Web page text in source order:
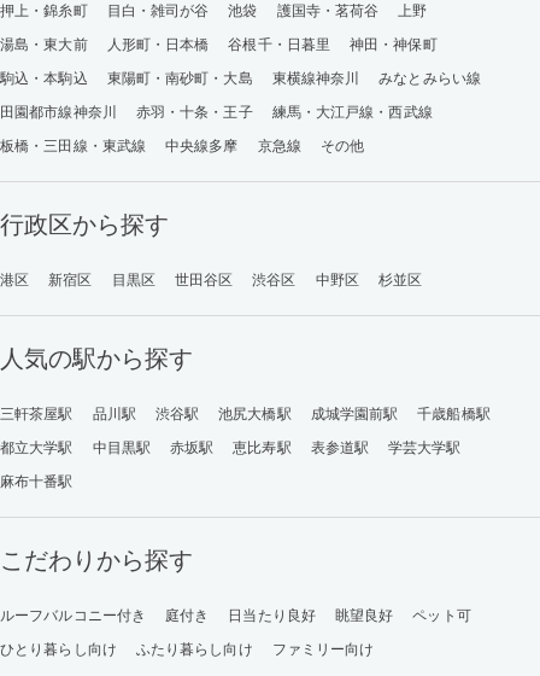
押上・錦糸町
目白・雑司が谷 池袋 護国寺・茗荷谷
上野
湯島・東大前
人形町・日本橋 谷根千・日暮里
神田・神保町
駒込・本駒込
東陽町・南砂町・大島 東横線神奈川
みなとみらい線
田園都市線神奈川
赤羽・十条・王子
練馬・大江戸線・西武線
板橋・三田線・東武線
中央線多摩 京急線 その他
行政区から探す
港区 新宿区 目黒区 世田谷区 渋谷区 中野区 杉並区
人気の駅から探す
三軒茶屋駅 品川駅 渋谷駅 池尻大橋駅 成城学園前駅
千歳船橋駅
都立大学駅
中目黒駅 赤坂駅 恵比寿駅 表参道駅
学芸大学駅
麻布十番駅
こだわりから探す
ルーフバルコニー付き 庭付き 日当たり良好 眺望良好
ペット可
ひとり暮らし向け
ふたり暮らし向け ファミリー向け